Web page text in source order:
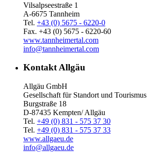
Vilsalpseestraße 1
A-6675 Tannheim
Tel. +43 (0) 5675 - 6220-0
Fax. +43 (0) 5675 - 6220-60
www.tannheimertal.com
info@tannheimertal.com
Kontakt Allgäu
Allgäu GmbH
Gesellschaft für Standort und Tourismus
Burgstraße 18
D-87435 Kempten/ Allgäu
Tel. +49 (0) 831 - 575 37 30
Tel. +49 (0) 831 - 575 37 33
www.allgaeu.de
info@allgaeu.de